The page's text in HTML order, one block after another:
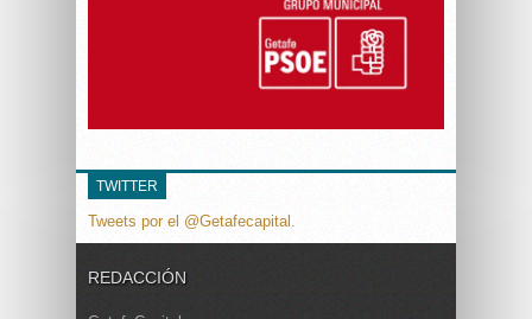
TWITTER
Tweets por el @Getafecapital.
REDACCIÓN